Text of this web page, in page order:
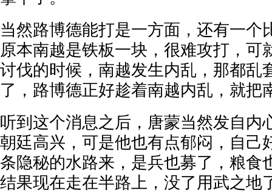
当然路博德能打是一方面，还有一个
原本南越是铁板一块，很难攻打，可
讨伐的时候，南越发生内乱，那都乱
了，路博德正好趁着南越内乱，就把
听到这个消息之后，唐蒙当然发自内
朝廷高兴，可是他也有点郁闷，自己
条隐秘的水路来，是兵也募了，粮食
结果现在走在半路上，没了用武之地